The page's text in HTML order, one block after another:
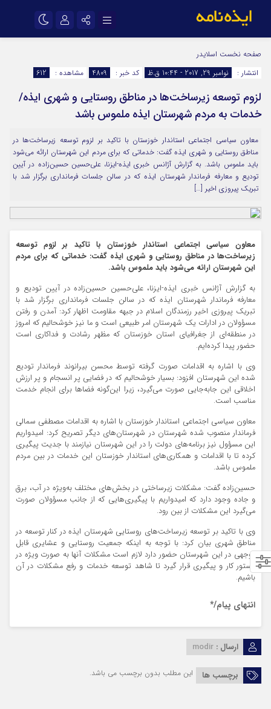
اینستاگرام
سروش
ایتا
آپارات
اپلیکیشن رمز عبور
مرا به خاطر بسپار
صفحه نخست اسلایدر
انتشار :
نوامبر 29, 2017 - 10:44 ق.ظ کد خبر : 4809 مشاهده : 612
لزوم توسعه زیرساخت‌ها در مناطق روستایی و شهری ایذه/
خدمات به مردم شهرستان ایذه ملموس باشد
معاون سیاسی اجتماعی استاندار خوزستان با تاکید بر لزوم توسعه زیرساخت‌ها در
مناطق روستایی و شهری ایذه گفت: خدماتی که برای مردم این شهرستان ارائه می‌شود
باید ملموس باشد. به گزارش آژانس خبری ایذه-ایزنا، علی‌حسین حسین‌زاده در آیین
تودیع و معارفه فرماندار شهرستان ایذه که در سالن جلسات فرمانداری برگزار شد با
تبریک پیروزی اخیر […]
معاون سیاسی اجتماعی استاندار خوزستان با تاکید بر لزوم توسعه
زیرساخت‌ها در مناطق روستایی و شهری ایذه گفت: خدماتی که برای مردم
این شهرستان ارائه می‌شود باید ملموس باشد.
به گزارش آژانس خبری ایذه-ایزنا، علی‌حسین حسین‌زاده در آیین تودیع و
معارفه فرماندار شهرستان ایذه که در سالن جلسات فرمانداری برگزار شد با
تبریک پیروزی اخیر رزمندگان اسلام در جبهه مقاومت اظهار کرد: آمدن و رفتن
مسؤولان در ادارات یک شهرستان امر طبیعی است و ما نیز خوشحالیم که امروز
در منطقه‌ای از جغرافیای استان خوزستان که مظهر رشادت و فداکاری است
حضور پیدا کرده‌ایم.
وی با اشاره به اقدامات صورت گرفته توسط محسن بیرانوند فرماندار تودیع
شده این شهرستان افزود: بسیار خوشحالیم که در فضایی پر انسجام و پر ارزش
اخلاقی این جابه‌جایی صورت می‌گیرد، زیرا این‌گونه فضاها برای انجام خدمت
مناسب است.
معاون سیاسی اجتماعی استاندار خوزستان با اشاره به اقدامات مصطفی سمالی
فرماندار منصوب شده شهرستان در شهرستان‌های دیگر تصریح کرد: امیدواریم
این مسؤول نیز برنامه‌های دولت را در این شهرستان نیازمند با جدیت پیگیری
کرده تا با اقدامات و همکاری‌های استاندار خوزستان این خدمات در بین مردم
ملموس باشد.
حسین‌زاده گفت: مشکلات زیرساختی در بخش‌های مختلف به‌ویژه در آب، برق
و جاده وجود دارد که امیدواریم با پیگیری‌هایی که از جانب مسؤولان صورت
می‌گیرد این مشکلات از بین رود.
وی با تاکید بر توسعه زیرساخت‌های روستایی شهرستان ایذه در کنار توسعه در
مناطق شهری بیان کرد: با توجه به اینکه جمعیت روستایی و عشایری قابل
توجهی در این شهرستان حضور دارد لازم است مشکلات آنها به صورت ویژه در
دستور کار و پیگیری قرار گیرد تا شاهد توسعه خدمات و رفع مشکلات در آن
باشیم.
انتهای پیام/*
ارسال : modir
برچسب ها این مطلب بدون برچسب می باشد.